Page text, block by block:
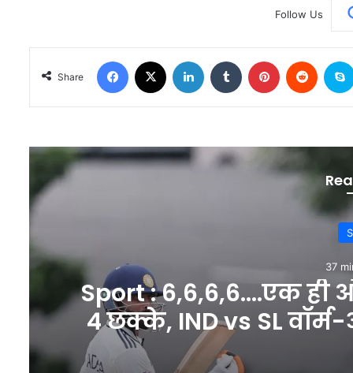
Follow Us
Share
37
Sport : 6,6,6,6….एक ही
4 छक्के, IND vs SL